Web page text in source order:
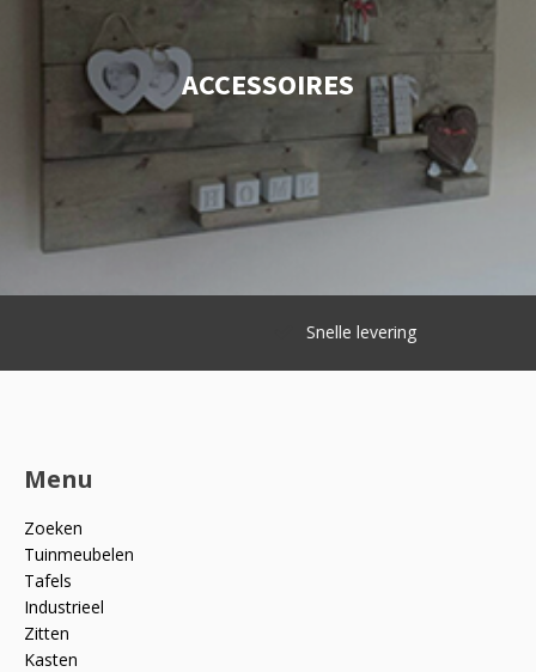
ACCESSOIRES
Snelle levering
Menu
Zoeken
Tuinmeubelen
Tafels
Industrieel
Zitten
Kasten